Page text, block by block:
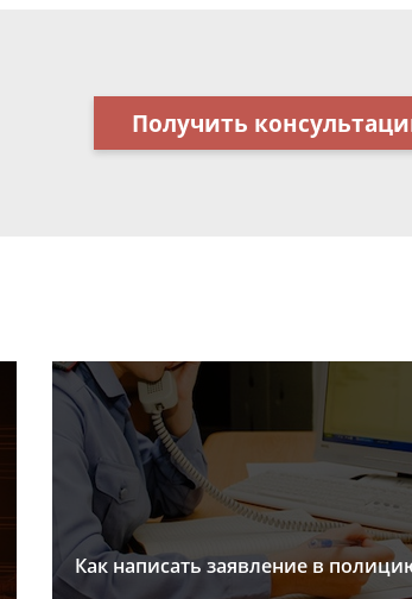
Получить
Как написать заявление в